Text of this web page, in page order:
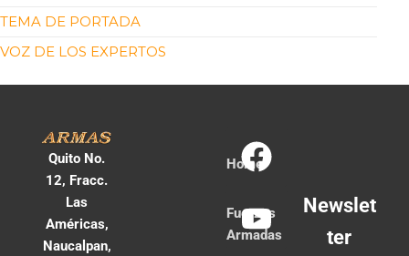
TEMA DE PORTADA
VOZ DE LOS EXPERTOS
Quito No.
12, Fracc.
Las
Américas,
Naucalpan,
Home
Fuerzas
Armadas
Newslet
ter